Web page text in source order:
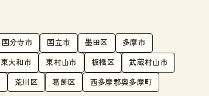
国分寺市 国立市 墨田区 多摩市
東大和市 東村山市 板橋区 武蔵村山市
荒川区 葛飾区 西多摩郡奥多摩町